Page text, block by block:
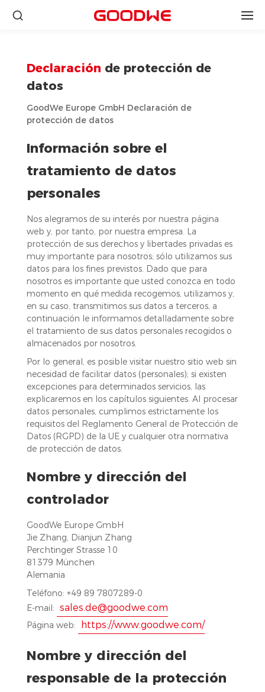
Declaración de protección de
datos
GoodWe Europe GmbH Declaración de
protección de datos
Información sobre el
tratamiento de datos
personales
Nos alegramos de su interés por nuestra página
web y, por tanto, por nuestra empresa. La
protección de sus derechos y libertades privadas es
muy importante para nosotros; sólo utilizamos sus
datos para los fines previstos. Dado que para
nosotros es importante que usted conozca en todo
momento en qué medida recogemos, utilizamos y,
en su caso, transmitimos sus datos a terceros, a
continuación le informamos detalladamente sobre
el tratamiento de sus datos personales recogidos o
almacenados por nosotros.
Por lo general, es posible visitar nuestro sitio web sin
necesidad de facilitar datos (personales); si existen
excepciones para determinados servicios, las
explicaremos en los capítulos siguientes. Al procesar
datos personales, cumplimos estrictamente los
requisitos del Reglamento General de Protección de
Datos (RGPD) de la UE y cualquier otra normativa
de protección de datos.
Nombre y dirección del
controlador
GoodWe Europe GmbH
Jie Zhang, Dianjun Zhang
Perchtinger Strasse 10
81379 München
Alemania
Teléfono: +49 89 7807289-0
E-mail: sales.de@goodwe.com
Página web: https://www.goodwe.com/
Nombre y dirección del
responsable de la protección